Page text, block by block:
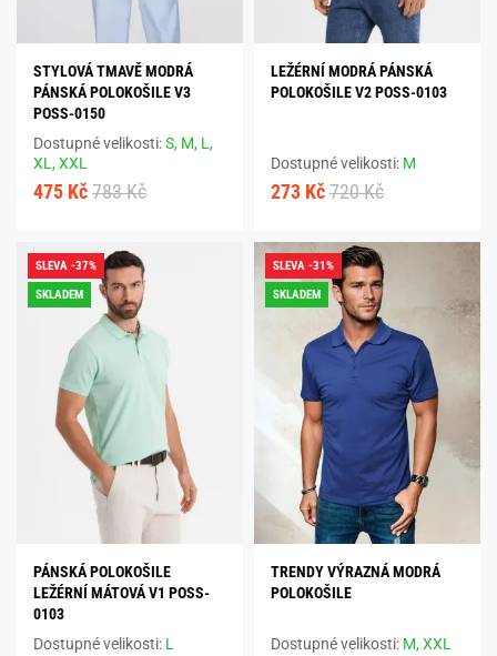
STYLOVÁ TMAVĚ MODRÁ
PÁNSKÁ POLOKOŠILE V3
POSS-0150
Dostupné velikosti:S, M, L,
XL,XXL
475 Kč 783 Kč
LEŽÉRNÍ MODRÁ PÁNSKÁ
POLOKOŠILE V2 POSS-0103
Dostupné velikosti: M
273 Kč 720 Kč
SLEVA -37%
SKLADEM
PÁNSKÁ POLOKOŠILE
LEŽÉRNÍ MÁTOVÁ V1 POSS-
0103
Dostupné velikosti: L
SLEVA -31%
SKLADEM
TRENDY VÝRAZNÁ MODRÁ
POLOKOŠILE
Dostupné velikosti: M,XXL